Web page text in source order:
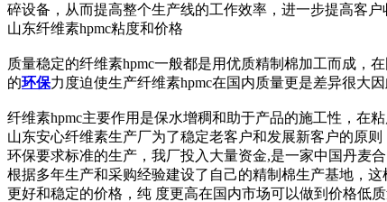
碎设备，从而提高整个生产线的工作效率，进一步提高客
山东纤维素hpmc粘度和价格
质量稳定的纤维素hpmc一般都是用优质精制棉加工而成，
的环保力度迫使生产纤维素hpmc在国内质量更是差异很大
纤维素hpmc主要作用是保水增稠和助于产品的施工性，在
山东安心纤维素生产厂为了稳定老客户和发展新客户的原
环保要求标准的生产，我厂投入大量资金,是一家中国丹麦
根据多年生产和采购经验建设了自己的精制棉生产基地，
更好和稳定的价格，纯 度更高在国内市场可以做到价格低质